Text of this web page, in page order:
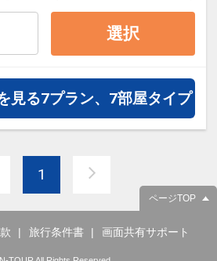
ランなどの追加（同時予
なプランもございます
添い寝のお客様は施設使
さい(現地払い)
選択
見る7プラン、7部屋タイプ
1
ページTOP
旅行条件書 画面共有サポート